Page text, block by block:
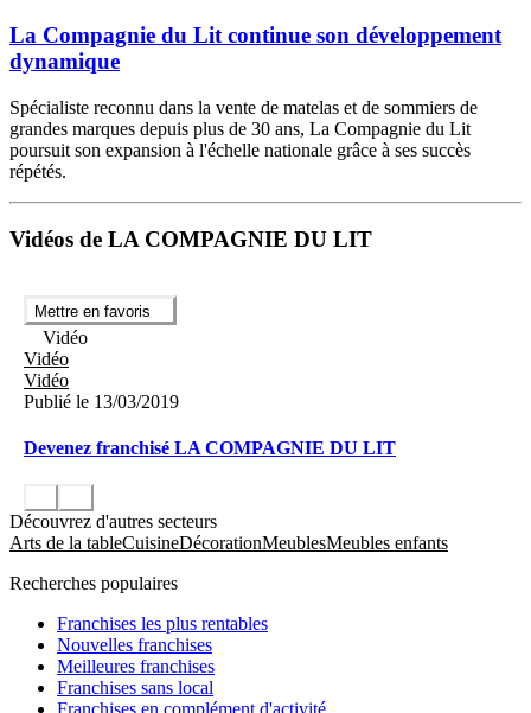
La Compagnie du Lit continue son développement
dynamique
Spécialiste reconnu dans la vente de matelas et de sommiers de
grandes marques depuis plus de 30 ans, La Compagnie du Lit
poursuit son expansion à l'échelle nationale grâce à ses succès
répétés.
Vidéos de LA COMPAGNIE DU LIT
Mettre en favoris
Vidéo
Vidéo
Vidéo
Publié le 13/03/2019
Devenez franchisé LA COMPAGNIE DU LIT
Découvrez d'autres secteurs
Arts de la tableCuisineDécorationMeublesMeubles enfants
Recherches populaires
Franchises les plus rentables
Nouvelles franchises
Meilleures franchises
Franchises sans local
Franchises en complément d'activité